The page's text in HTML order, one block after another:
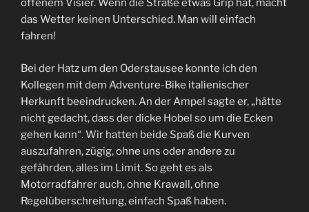
offenem Visier. Wenn die Straße etwas Grip hat, macht
das Wetter keinen Unterschied. Man will einfach
fahren!
Bei der Hatz um den Oderstausee konnte ich den
Kollegen mit dem Adventure-Bike italienischer
Herkunft beeindrucken. An der Ampel sagte er, „hätte
nicht gedacht, dass der dicke Hobel so um die Ecken
gehen kann“. Wir hatten beide Spaß die Kurven
auszufahren, zügig, ohne uns oder andere zu
gefährden, alles im Limit. So geht es als
Motorradfahrer auch, ohne Krawall, ohne
Regelüberschreitung, einfach Spaß haben.